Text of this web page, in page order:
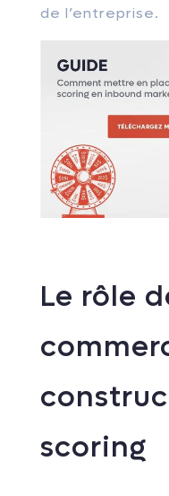
de l’entreprise.
Le rôle
scoring